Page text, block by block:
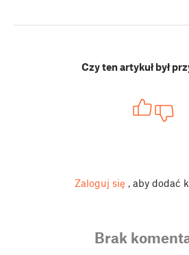
Czy ten artykuł był
Zaloguj się , aby dodać
Brak